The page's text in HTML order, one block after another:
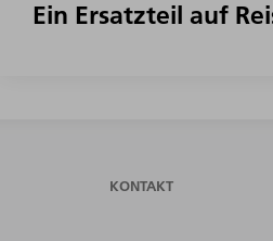
Ein Ersatzteil auf
KONTAKT